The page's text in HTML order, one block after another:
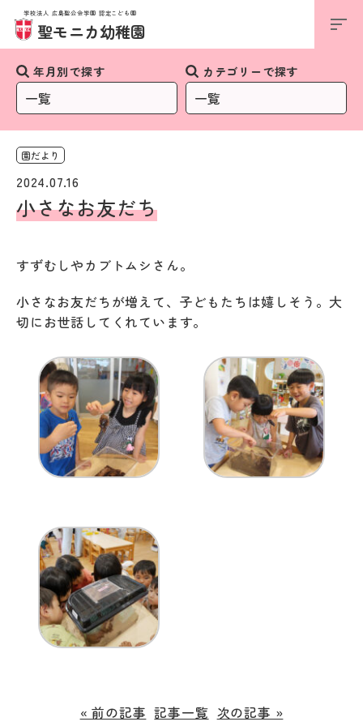
学校法人 広島聖公会学園 認定こども園
聖モニカ幼稚園
年月別で探す カテゴリーで探す
園だより
2024.07.16
小さなお友だち
すずむしやカブトムシさん。
小さなお友だちが増えて、子どもたちは嬉しそう。大
切にお世話してくれています。
« 前の記事 記事一覧 次の記事 »